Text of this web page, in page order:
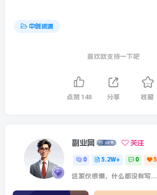
中创资源
喜欢就支持一下吧
点赞 148 分享 收藏
副业网 关注
0 5.2W+ 0 5
这家伙很懒，什么都没有写...